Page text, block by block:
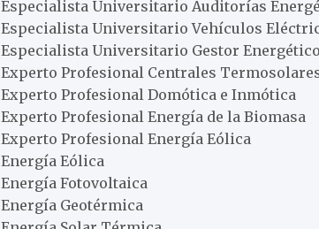
Especialista Universitario Auditorías
Especialista Universitario Vehículos
Especialista Universitario Gestor
Experto Profesional Centrales
Experto Profesional Domótica e Inmótica
Experto Profesional Energía de la Biomasa
Experto Profesional Energía Eólica
Energía Eólica
Energía Fotovoltaica
Energía Geotérmica